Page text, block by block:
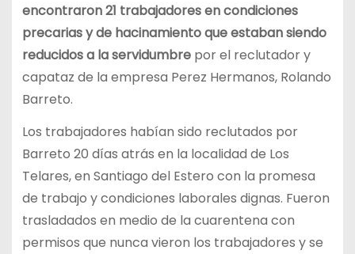
encontraron 21 trabajadores en condiciones
precarias y de hacinamiento que estaban siendo
reducidos a la servidumbrepor el reclutador y
capataz de la empresa Perez Hermanos, Rolando
Barreto.
Los trabajadores habían sido reclutados por
Barreto 20 días atrás en la localidad de Los
Telares, en Santiago del Estero con la promesa
de trabajo y condiciones laborales dignas. Fueron
trasladados en medio de la cuarentena con
permisos que nunca vieron los trabajadores y se